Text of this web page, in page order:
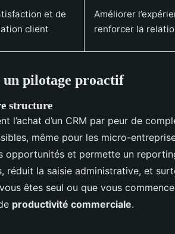
et de
client
Améliorer
renforcer la
pilotage proactif
structure
l’achat d’un CRM par peur de
même pour les micro-
opportunités et permette un
réduit la saisie administrative, et
êtes seul ou que vous
productivité commerciale.